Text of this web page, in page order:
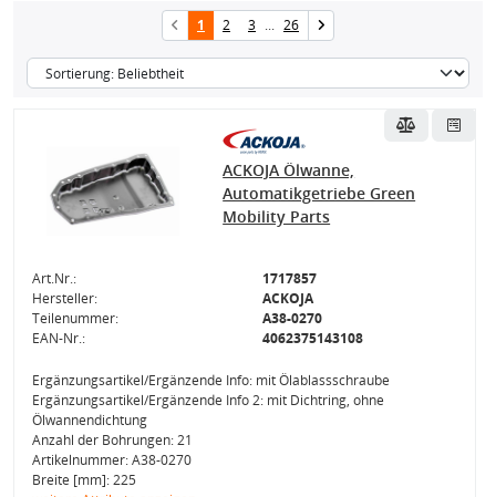
1 2 3 ... 26
ACKOJA Ölwanne,
Automatikgetriebe Green
Mobility Parts
Art.Nr.:
1717857
Hersteller:
ACKOJA
Teilenummer:
A38-0270
EAN-Nr.:
4062375143108
Ergänzungsartikel/Ergänzende Info: mit Ölablassschraube
Ergänzungsartikel/Ergänzende Info 2: mit Dichtring, ohne
Ölwannendichtung
Anzahl der Bohrungen: 21
Artikelnummer: A38-0270
Breite [mm]: 225